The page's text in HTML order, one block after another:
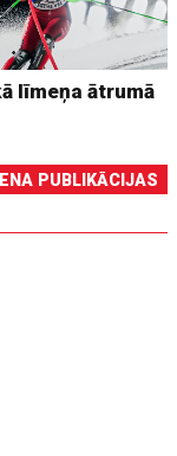
līmeņa ātrumā
PUBLIKĀCIJAS